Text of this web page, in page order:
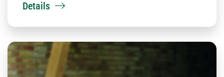
Details